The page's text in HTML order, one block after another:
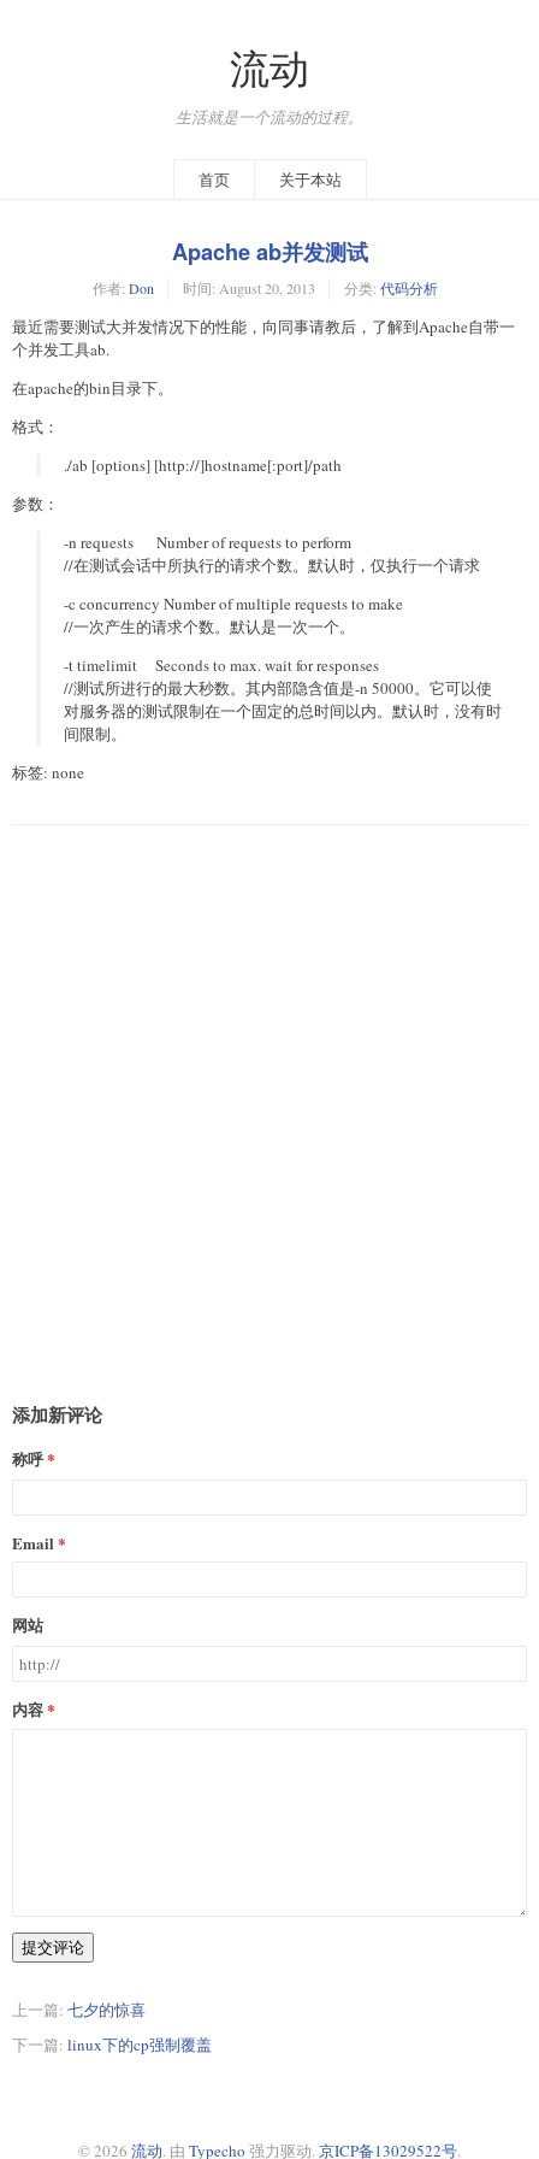
流动
生活就是一个流动的过程。
首页 关于本站
Apache ab并发测试
作者: Don 时间: August 20, 2013 分类: 代码分析
最近需要测试大并发情况下的性能，向同事请教后，了解到Apache自带一
个并发工具ab.
在apache的bin目录下。
格式：
./ab [options] [http://]hostname[:port]/path
参数：
-n requests Number of requests to perform
//在测试会话中所执行的请求个数。默认时，仅执行一个请求
-c concurrency Number of multiple requests to make
//一次产生的请求个数。默认是一次一个。
-t timelimit Seconds to max. wait for responses
//测试所进行的最大秒数。其内部隐含值是-n 50000。它可以使
对服务器的测试限制在一个固定的总时间以内。默认时，没有时
间限制。
标签: none
添加新评论
称呼
Email
网站
内容
提交评论
上一篇: 七夕的惊喜
下一篇: linux下的cp强制覆盖
© 2026 流动. 由 Typecho 强力驱动. 京ICP备13029522号.